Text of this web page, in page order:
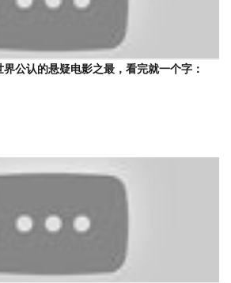
界公认的悬疑电影之最，看完就一个字：